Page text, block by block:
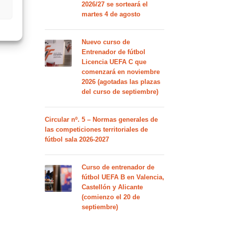
2026/27 se sorteará el
martes 4 de agosto
Nuevo curso de
Entrenador de fútbol
Licencia UEFA C que
comenzará en noviembre
2026 (agotadas las plazas
del curso de septiembre)
Circular nº. 5 – Normas generales de
las competiciones territoriales de
fútbol sala 2026-2027
Curso de entrenador de
fútbol UEFA B en Valencia,
Castellón y Alicante
(comienzo el 20 de
septiembre)